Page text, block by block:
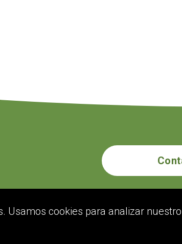
Usamos cookies para analizar